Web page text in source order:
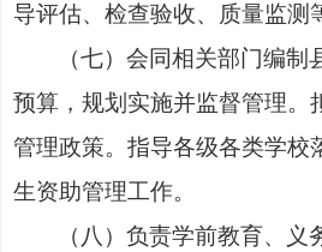
导评估、检查验收、质量监测
（七）会同相关部门编制
预算，规划实施并监督管理。
管理政策。指导各级各类学校
生资助管理工作。
（八）负责学前教育、